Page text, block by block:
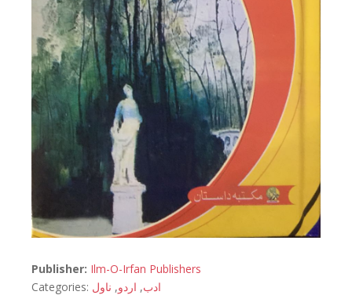
Publisher: Ilm-O-Irfan Publishers
Categories:
ادب, اردو, ناول